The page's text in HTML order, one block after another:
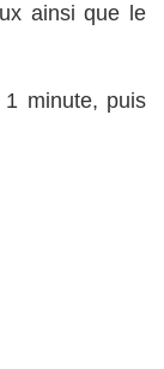
ainsi que le
minute, puis